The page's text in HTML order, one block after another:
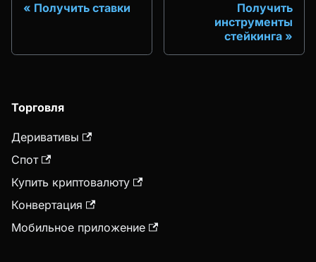
Получить ставки
Получить
инструменты
стейкинга
Торговля
Деривативы
Спот
Купить криптовалюту
Конвертация
Мобильное приложение